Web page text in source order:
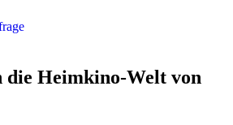
die Heimkino-Welt von